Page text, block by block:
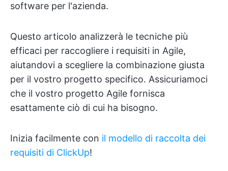
software per l'azienda.
Questo articolo analizzerà le tecniche più
efficaci per raccogliere i requisiti in Agile,
aiutandovi a scegliere la combinazione giusta
per il vostro progetto specifico. Assicuriamoci
che il vostro progetto Agile fornisca
esattamente ciò di cui ha bisogno.
Inizia facilmente con il modello di raccolta dei
requisiti di ClickUp!